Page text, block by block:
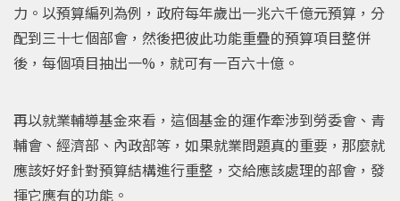
力。以預算編列為例，政府每年歲出一兆六千億元預算，分
配到三十七個部會，然後把彼此功能重疊的預算項目整併
後，每個項目抽出一%，就可有一百六十億。
再以就業輔導基金來看，這個基金的運作牽涉到勞委會、青
輔會、經濟部、內政部等，如果就業問題真的重要，那麼就
應該好好針對預算結構進行重整，交給應該處理的部會，發
揮它應有的功能。